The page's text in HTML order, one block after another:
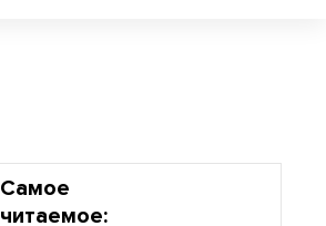
Самое
читаемое: